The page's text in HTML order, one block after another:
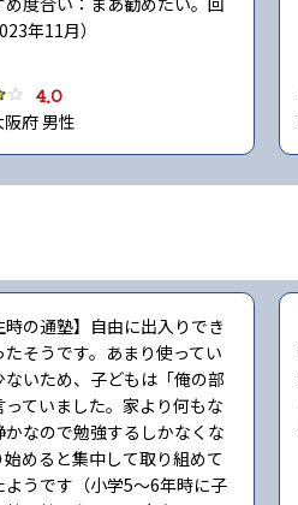
年11月）
4.0
府 男性
時の通塾】自由に出入りでき
たそうです。あまり使ってい
ないため、子どもは「俺の部
っていました。家より何もな
かなので勉強するしかなくな
始めると集中して取り組めて
ようです（小学5〜6年時に子